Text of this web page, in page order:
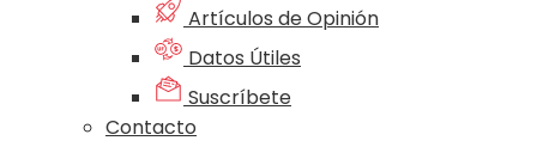
Artículos de Opinión
Datos Útiles
Suscríbete
Contacto